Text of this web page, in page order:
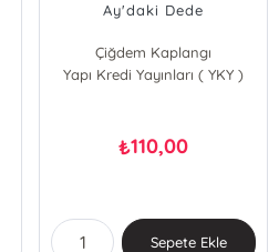
Ay'daki Dede
Çiğdem Kaplangı
Yapı Kredi Yayınları ( YKY )
₺110,00
Sepete Ekle